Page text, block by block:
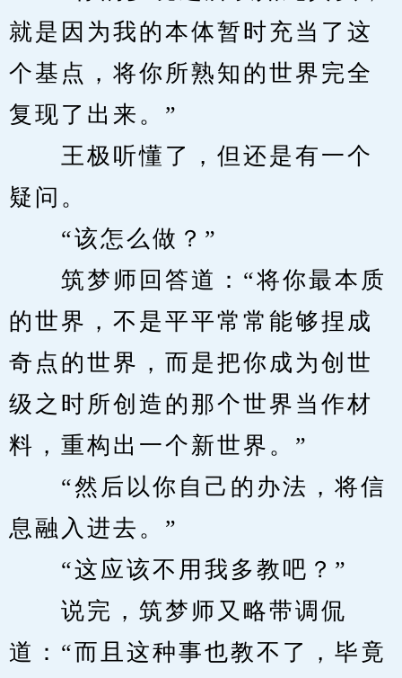
就是因为我的本体暂时充当了这
个基点，将你所熟知的世界完全
复现了出来。”
王极听懂了，但还是有一个
疑问。
“该怎么做？”
筑梦师回答道：“将你最本质
的世界，不是平平常常能够捏成
奇点的世界，而是把你成为创世
级之时所创造的那个世界当作材
料，重构出一个新世界。”
“然后以你自己的办法，将信
息融入进去。”
“这应该不用我多教吧？”
说完，筑梦师又略带调侃
道：“而且这种事也教不了，毕竟